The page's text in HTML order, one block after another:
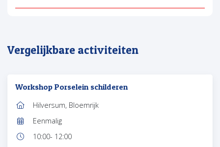
Vergelijkbare activiteiten
Workshop Porselein schilderen
Locatie:
Hilversum, Bloemrijk
Frequentie:
Eenmalig
Tijd:
10:00- 12:00